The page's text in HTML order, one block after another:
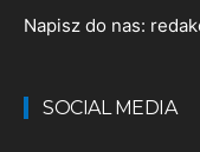
Napisz do nas:
SOCIAL MEDIA